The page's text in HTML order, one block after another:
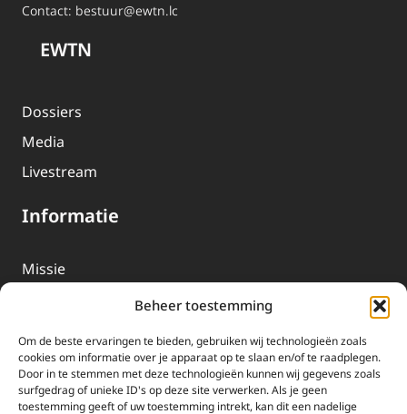
Beheer toestemming
Om de beste ervaringen te bieden, gebruiken wij technologieën zoals
cookies om informatie over je apparaat op te slaan en/of te raadplegen.
Door in te stemmen met deze technologieën kunnen wij gegevens zoals
surfgedrag of unieke ID's op deze site verwerken. Als je geen
toestemming geeft of uw toestemming intrekt, kan dit een nadelige
Contact: bestuur@ewtn.lc
EWTN
Dossiers
Media
Livestream
Informatie
Missie
EWTN-Team
Organisatiegegevens